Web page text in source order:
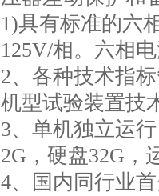
1)具有标准的六
125V/相。六相
2、各种技术指
机型试验装置技
3、单机独立运
2G，硬盘32G，
4、国内同行业